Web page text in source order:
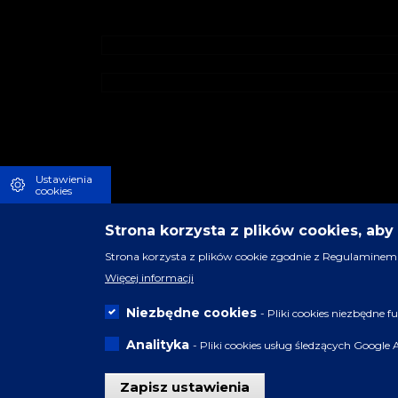
Ustawienia
cookies
Strona korzysta z plików cookies,
Strona korzysta z plików cookie zgodnie z
Więcej informacji
Niezbędne cookies - Pliki cookies niezbędne
Analityka - Pliki cookies usług śledzących Google
Zapisz ustawienia